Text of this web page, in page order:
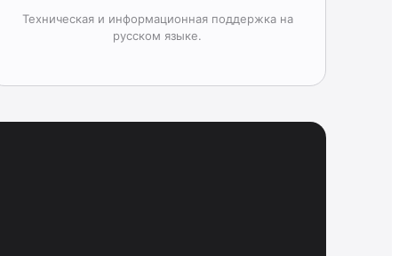
Техническая и информационная поддержка на
русском языке.